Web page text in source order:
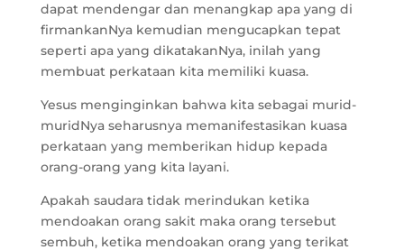
dapat mendengar dan menangkap apa yang di
firmankanNya kemudian mengucapkan tepat
seperti apa yang dikatakanNya, inilah yang
membuat perkataan kita memiliki kuasa.
Yesus menginginkan bahwa kita sebagai murid-
muridNya seharusnya memanifestasikan kuasa
perkataan yang memberikan hidup kepada
orang-orang yang kita layani.
Apakah saudara tidak merindukan ketika
mendoakan orang sakit maka orang tersebut
sembuh, ketika mendoakan orang yang terikat